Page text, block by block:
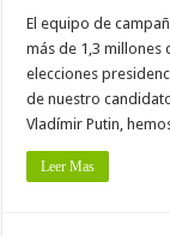
El equipo de
más de 1,3
elecciones
de nuestro
Vladímir Putin,
Leer Mas